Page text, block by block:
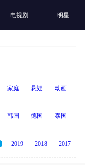
电视剧 明星
家庭 悬疑 动画
韩国 德国 泰国
2019 2018 2017